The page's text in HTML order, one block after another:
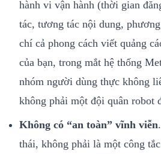
hành vi vận hành (thời gian
tác, tương tác nội dung,
chí cả phong cách viết quảng
của bạn, trong mắt hệ thống
nhóm người dùng thực không
không phải một đội quân robot
Không có “an toàn” vĩnh viễn
thái, không phải là một công